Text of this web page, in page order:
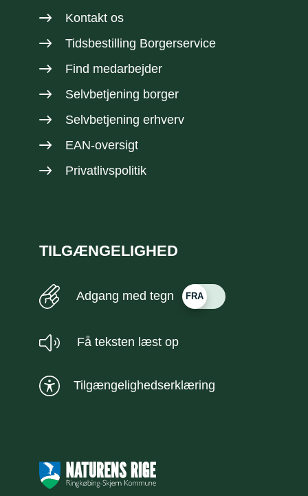
Kontakt os
Tidsbestilling Borgerservice
Find medarbejder
Selvbetjening borger
Selvbetjening erhverv
EAN-oversigt
Privatlivspolitik
TILGÆNGELIGHED
Adgang med tegn
Få teksten læst op
Tilgængelighedserklæring